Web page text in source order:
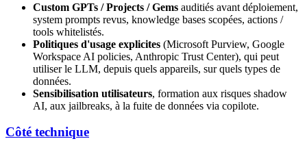
Custom GPTs / Projects / Gems auditiés avant déploiement,
system prompts revus, knowledge bases scopées, actions /
tools whitelistés.
Politiques d'usage explicites (Microsoft Purview, Google
Workspace AI policies, Anthropic Trust Center), qui peut
utiliser le LLM, depuis quels appareils, sur quels types de
données.
Sensibilisation utilisateurs, formation aux risques shadow
AI, aux jailbreaks, à la fuite de données via copilote.
Côté technique